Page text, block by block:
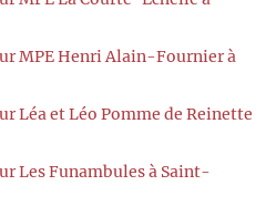
MPE Henri Alain-Fournier à
Léa et Léo Pomme de Reinette
Les Funambules à Saint-